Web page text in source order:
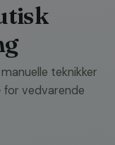
teknikker
vedvarende